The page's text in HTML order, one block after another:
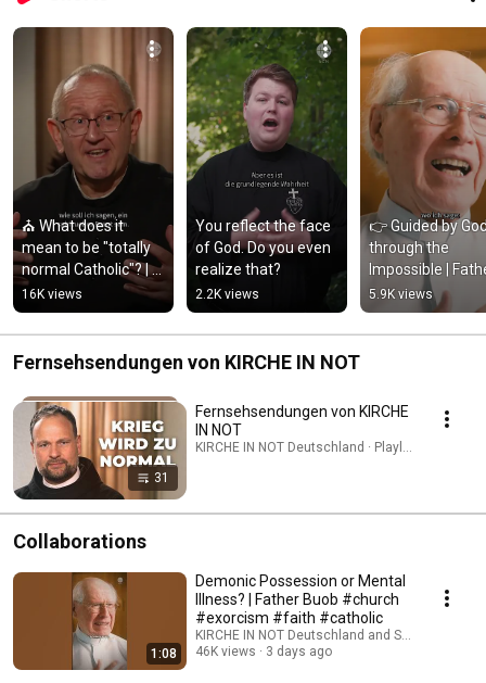
⛪ What does it
mean to be "totally
normal Catholic"? |
Father Karl Wallner
16K views
You reflect the face
of God. Do you even
realize that?
2.2K views
👉 Guided by
through the
Impossible |
Buob
5.9K views
Fernsehsendungen von KIRCHE IN NOT
31
Fernsehsendungen von KIRCHE
IN NOT
KIRCHE IN NOT Deutschland · Playlist
Collaborations
1:08
Demonic Possession or Mental
Illness? | Father Buob #church
#exorcism #faith #catholic
KIRCHE IN NOT Deutschland and St. Ulrich
46K views
3 days ago